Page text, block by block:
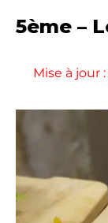
5ème –
Mise à jour